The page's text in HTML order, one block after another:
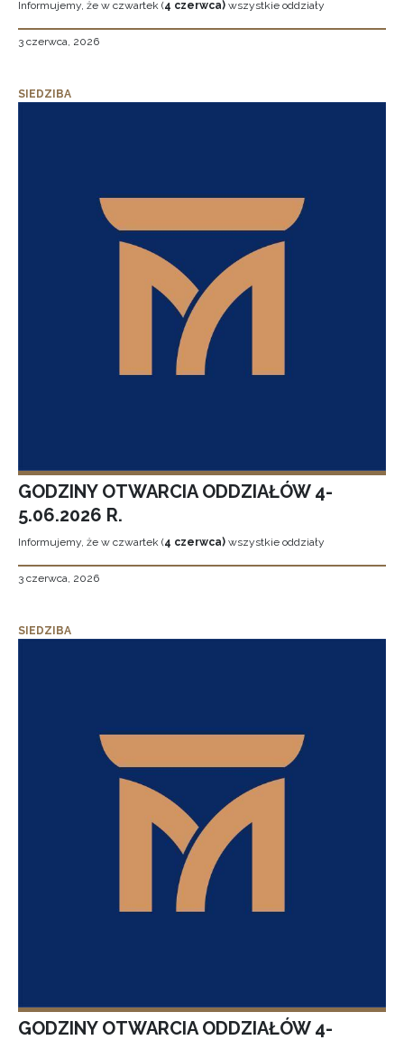
Informujemy, że w czwartek (4 czerwca) wszystkie oddziały
3 czerwca, 2026
SIEDZIBA
GODZINY OTWARCIA ODDZIAŁÓW 4-
5.06.2026 R.
Informujemy, że w czwartek (4 czerwca) wszystkie oddziały
3 czerwca, 2026
SIEDZIBA
GODZINY OTWARCIA ODDZIAŁÓW 4-